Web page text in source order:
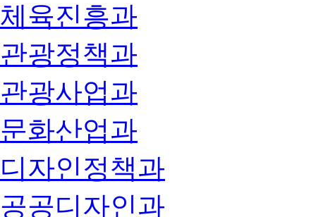
체육진흥과
관광정책과
관광사업과
문화산업과
디자인정책과
공공디자인과